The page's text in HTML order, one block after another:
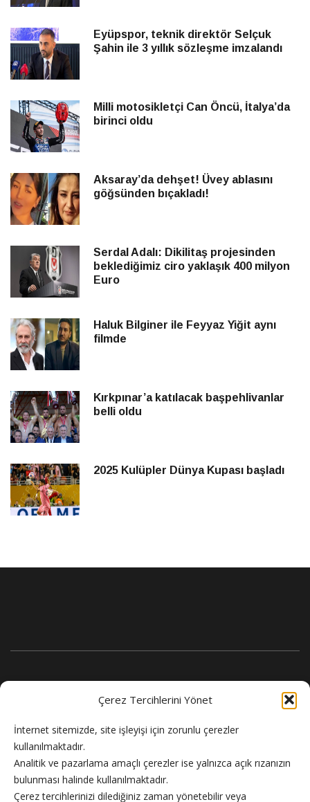
Çerez Tercihlerini Yönet
İnternet sitemizde, site işleyişi için zorunlu çerezler
kullanılmaktadır.
Analitik ve pazarlama amaçlı çerezler ise yalnızca açık rızanızın
bulunması halinde kullanılmaktadır.
Çerez tercihlerinizi dilediğiniz zaman yönetebilir veya
Eyüpspor, teknik direktör Selçuk
Şahin ile 3 yıllık sözleşme imzalandı
Milli motosikletçi Can Öncü, İtalya’da
birinci oldu
Aksaray’da dehşet! Üvey ablasını
göğsünden bıçakladı!
Serdal Adalı: Dikilitaş projesinden
beklediğimiz ciro yaklaşık 400 milyon
Euro
Haluk Bilginer ile Feyyaz Yiğit aynı
filmde
Kırkpınar’a katılacak başpehlivanlar
belli oldu
2025 Kulüpler Dünya Kupası başladı
Flash Haber doğru ve güncel haber sitesi.